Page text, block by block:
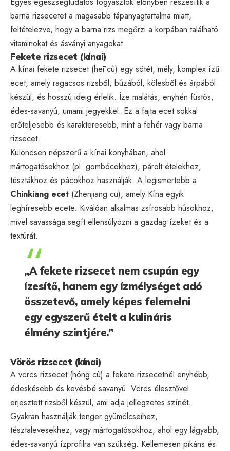
barna rizsecetet a magasabb tápanyagtartalma miatt,
feltételezve, hogy a barna rizs megőrzi a korpában található
vitaminokat és ásványi anyagokat.
Fekete rizsecet (kínai)
A kínai fekete rizsecet (hēi cù) egy sötét, mély, komplex ízű
ecet, amely ragacsos rizsből, búzából, kölesből és árpából
készül, és hosszú ideig érlelik. Íze malátás, enyhén füstös,
édes-savanyú, umami jegyekkel. Ez a fajta ecet sokkal
erőteljesebb és karakteresebb, mint a fehér vagy barna
rizsecet.
Különösen népszerű a kínai konyhában, ahol
mártogatósokhoz (pl. gombócokhoz), párolt ételekhez,
tésztákhoz és pácokhoz használják. A legismertebb a
Chinkiang ecet (Zhenjiang cu), amely Kína egyik
leghíresebb ecete. Kiválóan alkalmas zsírosabb húsokhoz,
mivel savassága segít ellensúlyozni a gazdag ízeket és a
textúrát.
„A fekete rizsecet nem csupán egy
ízesítő, hanem egy ízmélységet adó
összetevő, amely képes felemelni
egy egyszerű ételt a kulináris
élmény szintjére.”
Vörös rizsecet (kínai)
A vörös rizsecet (hóng cù) a fekete rizsecetnél enyhébb,
édeskésebb és kevésbé savanyú. Vörös élesztővel
erjesztett rizsből készül, ami adja jellegzetes színét.
Gyakran használják tenger gyümölcseihez,
tésztalevesekhez, vagy mártogatósokhoz, ahol egy lágyabb,
édes-savanyú ízprofilra van szükség. Kellemesen pikáns és